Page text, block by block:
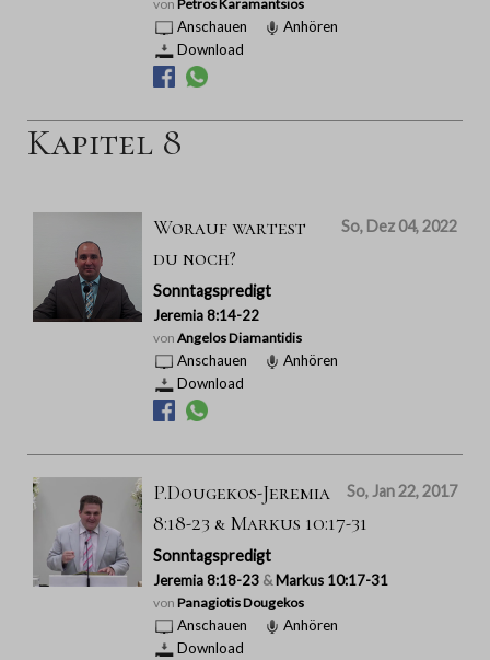
von Petros Karamantsios
Anschauen
Anhören
Download
Kapitel 8
So, Dez 04, 2022
Worauf wartest
du noch?
Sonntagspredigt
Jeremia 8:14-22
von Angelos Diamantidis
Anschauen
Anhören
Download
So, Jan 22, 2017
P.Dougekos-Jeremia
8:18-23 & Markus 10:17-31
Sonntagspredigt
Jeremia 8:18-23 & Markus 10:17-31
von Panagiotis Dougekos
Anschauen
Anhören
Download